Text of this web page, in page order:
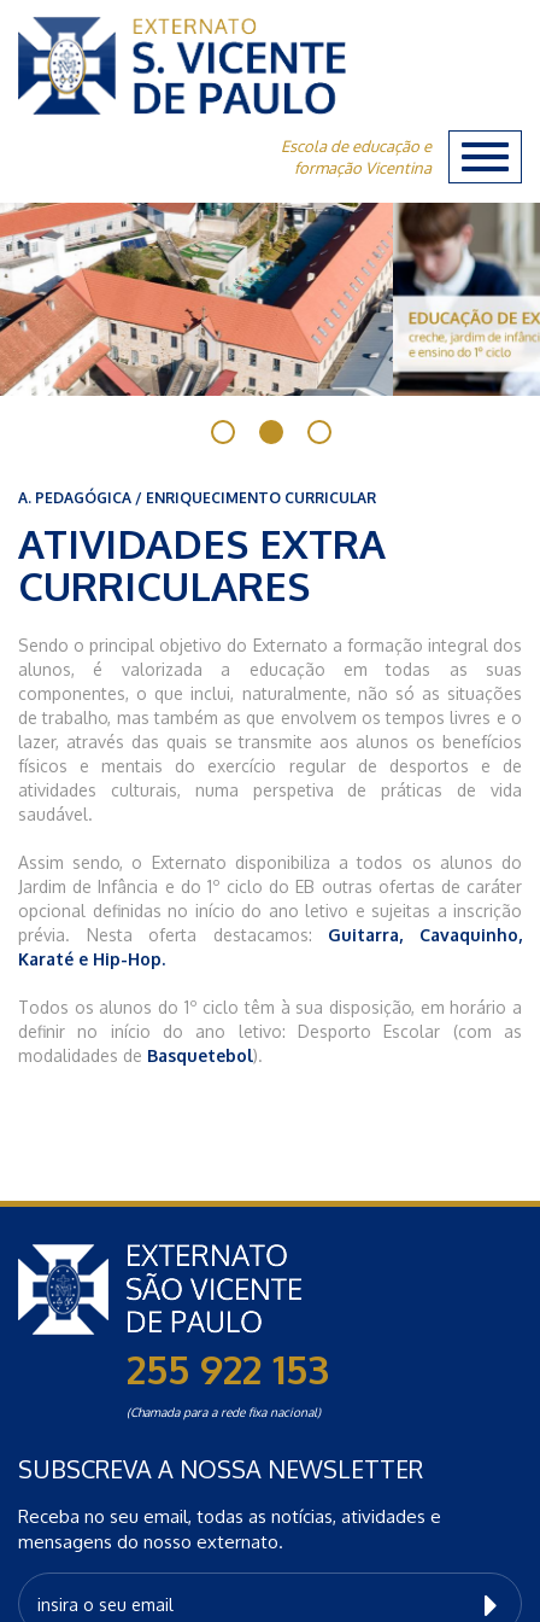
Escola de educação e
formação Vicentina
A. PEDAGÓGICA / ENRIQUECIMENTO CURRICULAR
ATIVIDADES EXTRA
CURRICULARES
Sendo o principal objetivo do Externato a formação integral dos
alunos, é valorizada a educação em todas as suas
componentes, o que inclui, naturalmente, não só as situações
de trabalho, mas também as que envolvem os tempos livres e o
lazer, através das quais se transmite aos alunos os benefícios
físicos e mentais do exercício regular de desportos e de
atividades culturais, numa perspetiva de práticas de vida
saudável.
Assim sendo, o Externato disponibiliza a todos os alunos do
Jardim de Infância e do 1º ciclo do EB outras ofertas de caráter
opcional definidas no início do ano letivo e sujeitas a inscrição
prévia. Nesta oferta destacamos: Guitarra, Cavaquinho,
Karaté e Hip-Hop.
Todos os alunos do 1º ciclo têm à sua disposição, em horário a
definir no início do ano letivo: Desporto Escolar (com as
modalidades de Basquetebol).
255 922 153
(Chamada para a rede fixa nacional)
SUBSCREVA A NOSSA NEWSLETTER
Receba no seu email, todas as notícias, atividades e
mensagens do nosso externato.